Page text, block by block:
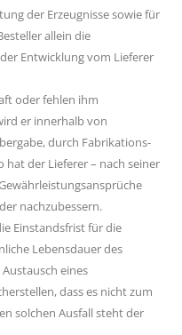
der Erzeugnisse sowie für
allein die
Entwicklung vom Lieferer
oder fehlen ihm
er innerhalb von
durch Fabrikations-
der Lieferer – nach seiner
nachzubessern.
Einstandsfrist für die
Lebensdauer des
eines
dass es nicht zum
solchen Ausfall steht der